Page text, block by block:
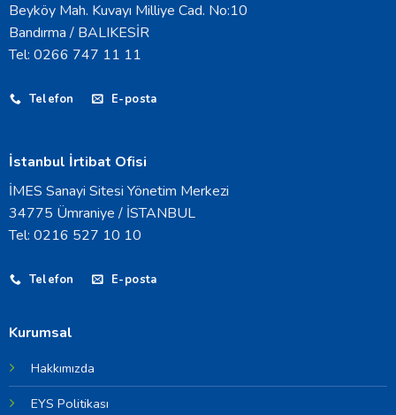
Beyköy Mah. Kuvayı Milliye Cad. No:10
Bandırma / BALIKESİR
Tel: 0266 747 11 11
Telefon E-posta
İstanbul İrtibat Ofisi
İMES Sanayi Sitesi Yönetim Merkezi
34775 Ümraniye / İSTANBUL
Tel: 0216 527 10 10
Telefon E-posta
Kurumsal
Hakkımızda
EYS Politikası